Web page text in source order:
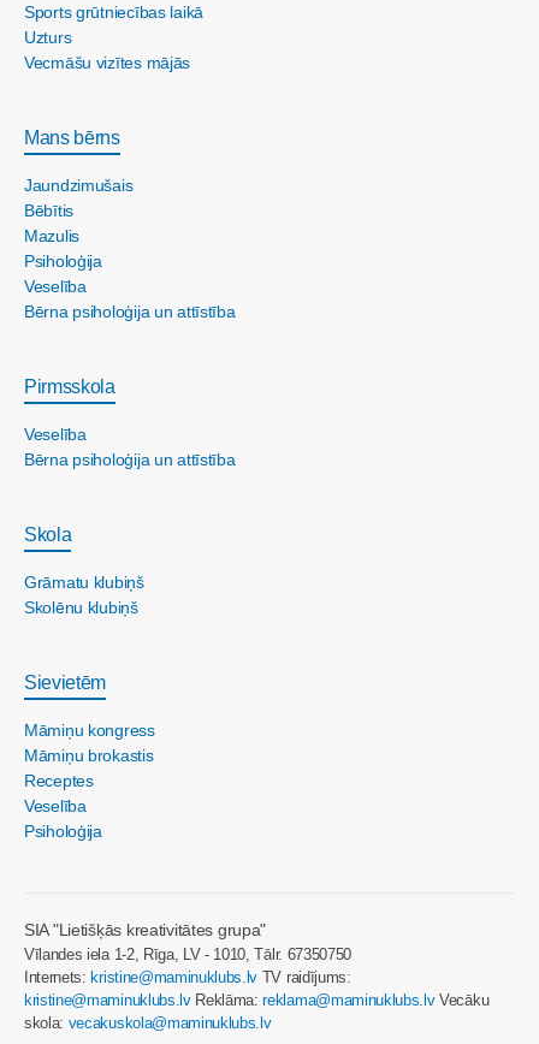
Sports grūtniecības laikā
Uzturs
Vecmāšu vizītes mājās
Mans bērns
Jaundzimušais
Bēbītis
Mazulis
Psiholoģija
Veselība
Bērna psiholoģija un attīstība
Pirmsskola
Veselība
Bērna psiholoģija un attīstība
Skola
Grāmatu klubiņš
Skolēnu klubiņš
Sievietēm
Māmiņu kongress
Māmiņu brokastis
Receptes
Veselība
Psiholoģija
SIA "Lietišķās kreativitātes grupa"
Vīlandes iela 1-2, Rīga, LV - 1010, Tālr. 67350750
Internets:kristine@maminuklubs.lv TV raidījums:
kristine@maminuklubs.lvReklāma:reklama@maminuklubs.lvVecāku
skola: vecakuskola@maminuklubs.lv